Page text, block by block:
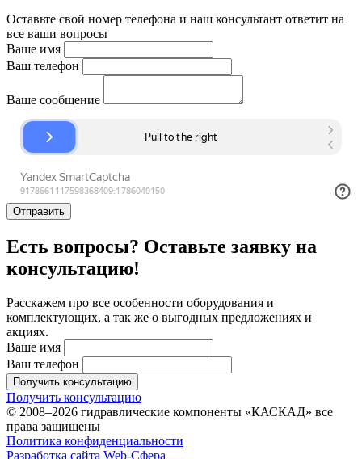
Оставьте свой номер телефона и наш консультант ответит на
все ваши вопросы
Ваше имя
Ваш телефон
Ваше сообщение
Отправить
Есть вопросы? Оставьте заявку на
консультацию!
Расскажем про все особенности оборудования и
комплектующих, а так же о выгодных предложениях и
акциях.
Ваше имя
Ваш телефон
Получить консультацию
Получить консультацию
© 2008–2026 гидравлические компоненты «КАСКАД» все
права защищены
Политика конфиденциальности
Разработка сайта Web-Сфера